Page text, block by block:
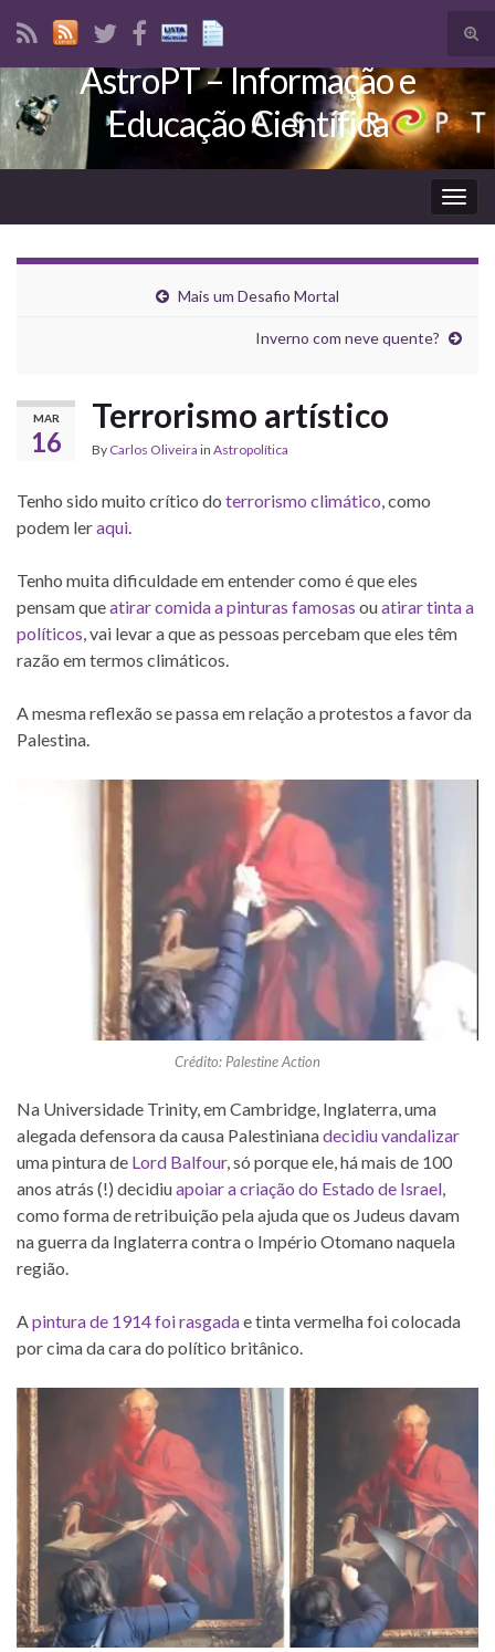
Search for:
AstroPT – Informação e
Educação Científica
Mais um Desafio Mortal
Inverno com neve quente?
MAR
16
Terrorismo artístico
By Carlos Oliveira in Astropolítica
Tenho sido muito crítico do terrorismo climático, como
podem leraqui.
Tenho muita dificuldade em entender como é que eles
pensam queatirar comida a pinturas famosas ouatirar tinta a
políticos, vai levar a que as pessoas percebam que eles têm
razão em termos climáticos.
A mesma reflexão se passa em relação a protestos a favor da
Palestina.
Crédito: Palestine Action
Na Universidade Trinity, em Cambridge, Inglaterra, uma
alegada defensora da causa Palestinianadecidiu vandalizar
uma pintura de Lord Balfour, só porque ele, há mais de 100
anos atrás (!) decidiuapoiar a criação do Estado de Israel
como forma de retribuição pela ajuda que os Judeus davam
na guerra da Inglaterra contra o Império Otomano naquela
região.
A pintura de 1914 foi rasgadae tinta vermelha foi colocada
por cima da cara do político britânico.